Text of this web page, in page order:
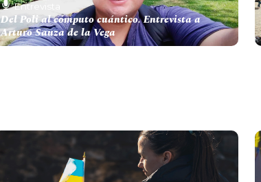
Entrevista
Del Poli al cómputo cuántico. Entrevista a
Arturo Sauza de la Vega